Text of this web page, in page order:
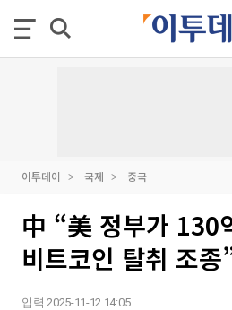
이투데이 국제 중국
中 “美 정부가 130
비트코인 탈취 조종
입력 2025-11-12 14:05